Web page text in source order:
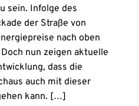
sein. Infolge des
der Straße von
nach oben
nun zeigen aktuelle
dass die
auch mit dieser
kann. […]